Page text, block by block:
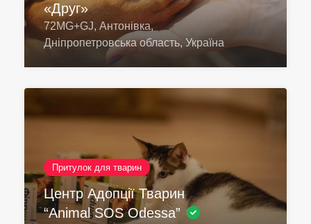
«Друг»
72MG+GJ, Антонівка,
Дніпропетровська область, Україна
Притулок для тварин
Центр Адопції Тварин
“Animal SOS Odessa”